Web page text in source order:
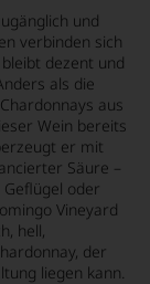
und
verbinden sich
dezent und
als die
aus
Wein bereits
er mit
Säure –
oder
Vineyard
hell,
der
liegen kann.